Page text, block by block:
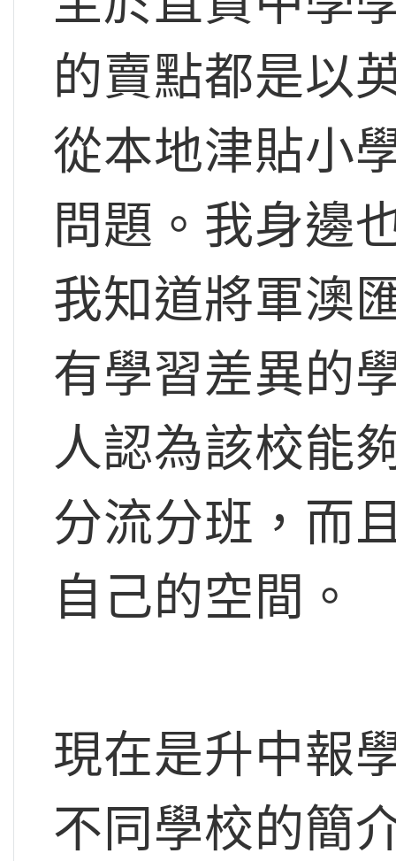
的賣點都是以
從本地津貼小
問題。我身邊
我知道將軍澳
有學習差異的
人認為該校能
分流分班，而
自己的空間。
現在是升中報
不同學校的簡